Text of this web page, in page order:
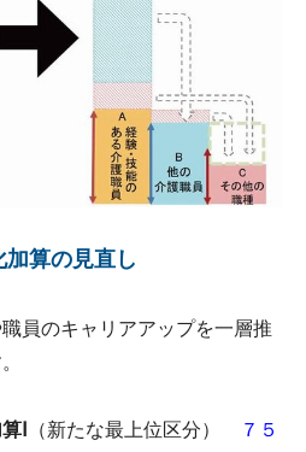
算の見直し
員のキャリアアップを一層推
Ⅰ （新たな最上位区分）
７５